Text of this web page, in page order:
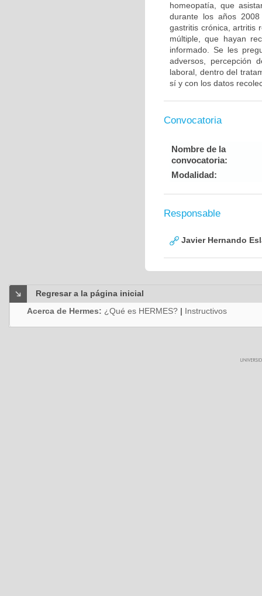
homeopatía, que
durante los años
gastritis crónica, artritis
múltiple, que hayan
informado. Se les
adversos, percepción
laboral, dentro del
sí y con los datos
Convocatoria
Nombre de la
convocatoria:
Modalidad:
Responsable
Javier Hernando
Regresar a la página inicial
Acerca de Hermes: ¿Qué es HERMES? | Instructivos